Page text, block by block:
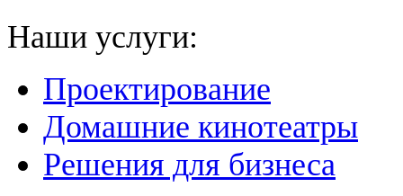
Наши услуги:
Проектирование
Домашние кинотеатры
Решения для бизнеса